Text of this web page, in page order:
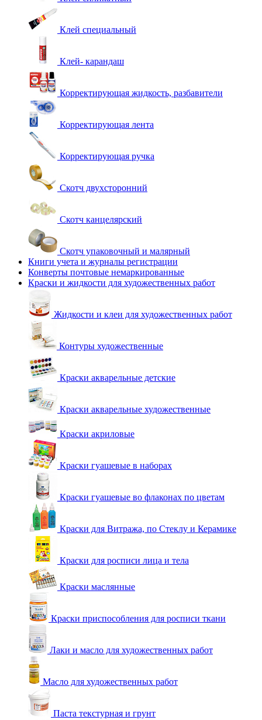
Клей специальный
Клей- карандаш
Корректирующая жидкость, разбавители
Корректирующая лента
Корректирующая ручка
Скотч двухсторонний
Скотч канцелярский
Скотч упаковочный и малярный
Книги учета и журналы регистрации
Конверты почтовые немаркированные
Краски и жидкости для художественных работ
Жидкости и клеи для художественных работ
Контуры художественные
Краски акварельные детские
Краски акварельные художественные
Краски акриловые
Краски гуашевые в наборах
Краски гуашевые во флаконах по цветам
Краски для Витража, по Стеклу и Керамике
Краски для росписи лица и тела
Краски маслянные
Краски приспособления для росписи ткани
Лаки и масло для художественных работ
Масло для художественных работ
Паста текстурная и грунт